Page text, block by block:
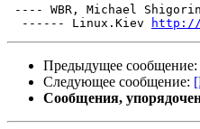
---- WBR, Michael
  ------ Linux.Kiev
http://
Предыдущее сообщение:
Следующее сообщение:
Сообщения,